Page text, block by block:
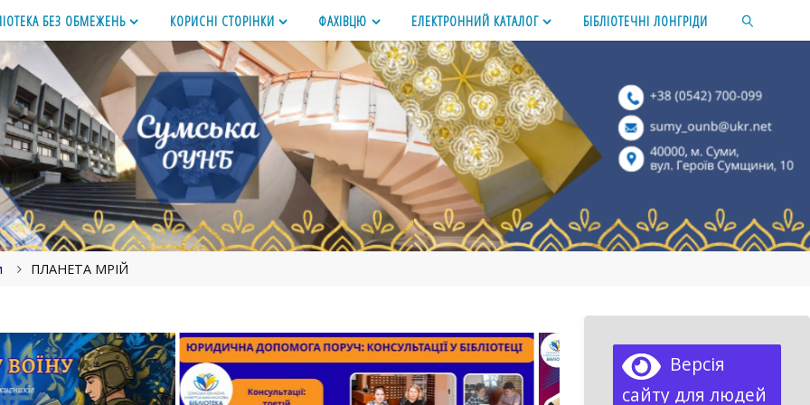
БЕЗ ОБМЕЖЕНЬ КОРИСНІ СТОРІНКИ ФАХІВЦЮ ЕЛЕКТРОННИЙ КАТАЛОГ БІБЛІОТЕЧНІ ЛОНГРІДИ
ПЛАНЕТА МРІЙ
Версія
сайту для людей